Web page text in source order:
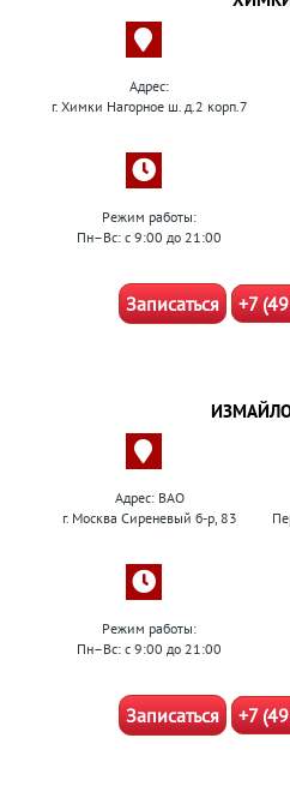
Адрес:
г. Химки Нагорное ш. д.2 корп.7
Режим работы:
Пн–Вс: с 9:00 до 21:00
Записаться +7
Адрес: ВАО
г. Москва Сиреневый б-р, 83
Режим работы:
Пн–Вс: с 9:00 до 21:00
Записаться +7